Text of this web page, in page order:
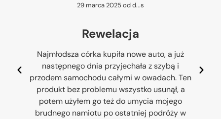
29 marca 2025 od d...s
Rewelacja
Najmłodsza córka kupiła nowe auto, a już
następnego dnia przyjechała z szybą i
przodem samochodu całymi w owadach. Ten
produkt bez problemu wszystko usunął, a
potem użyłem go też do umycia mojego
brudnego namiotu po ostatniej podróży w